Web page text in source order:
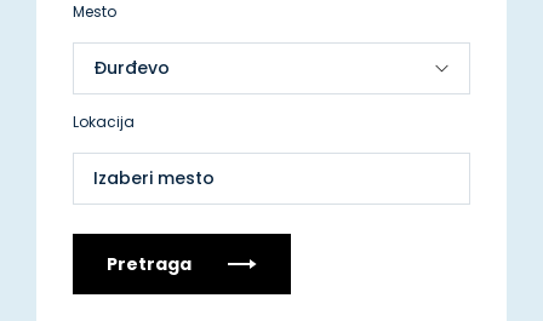
Mesto
Lokacija
Izaberi mesto
Pretraga